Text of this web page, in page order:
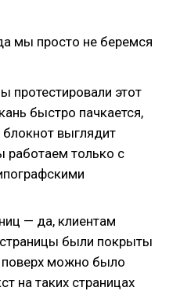
мы просто не беремся
этот
быстро пачкается,
блокнот выглядит
работаем только с
— да, клиентам
были покрыты
можно было
на таких страницах